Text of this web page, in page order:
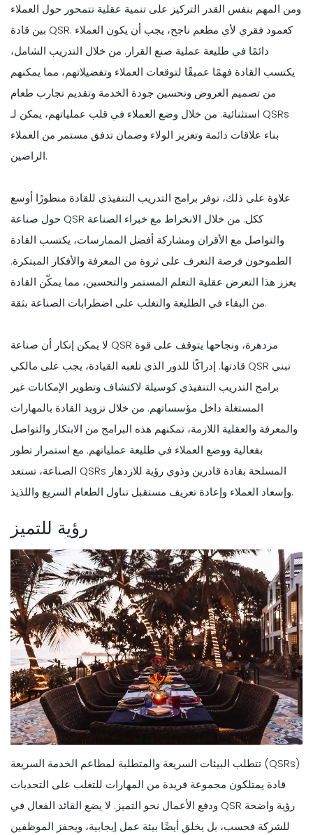
ومن المهم بنفس القدر التركيز على تنمية عقلية تتمحور حول العملاء
بين قادة QSR. كعمود فقري لأي مطعم ناجح، يجب أن يكون العملاء
دائمًا في طليعة عملية صنع القرار. من خلال التدريب الشامل،
يكتسب القادة فهمًا عميقًا لتوقعات العملاء وتفضيلاتهم، مما يمكنهم
من تصميم العروض وتحسين جودة الخدمة وتقديم تجارب طعام
استثنائية. من خلال وضع العملاء في قلب عملياتهم، يمكن لـ QSRs
بناء علاقات دائمة وتعزيز الولاء وضمان تدفق مستمر من العملاء
الراضين.
علاوة على ذلك، توفر برامج التدريب التنفيذي للقادة منظورًا أوسع
حول صناعة QSR ككل. من خلال الانخراط مع خبراء الصناعة
والتواصل مع الأقران ومشاركة أفضل الممارسات، يكتسب القادة
الطموحون فرصة التعرف على ثروة من المعرفة والأفكار المبتكرة.
يعزز هذا التعرض عقلية التعلم المستمر والتحسين، مما يمكّن القادة
من البقاء في الطليعة والتغلب على اضطرابات الصناعة بثقة.
لا يمكن إنكار أن صناعة QSR مزدهرة، ونجاحها يتوقف على قوة
قادتها. إدراكًا للدور الذي تلعبه القيادة، يجب على مالكي QSR تبني
برامج التدريب التنفيذي كوسيلة لاكتشاف وتطوير الإمكانات غير
المستغلة داخل مؤسساتهم. من خلال تزويد القادة بالمهارات
والمعرفة والعقلية اللازمة، تمكنهم هذه البرامج من الابتكار والتواصل
بفعالية ووضع العملاء في طليعة عملياتهم. مع استمرار تطور
الصناعة، تستعد QSRs المسلحة بقادة قادرين وذوي رؤية للازدهار
وإسعاد العملاء وإعادة تعريف مستقبل تناول الطعام السريع واللذيذ.
رؤية للتميز
تتطلب البيئات السريعة والمتطلبة لمطاعم الخدمة السريعة (QSRs)
قادة يمتلكون مجموعة فريدة من المهارات للتغلب على التحديات
ودفع الأعمال نحو التميز. لا يضع القائد الفعال في QSR رؤية واضحة
للشركة فحسب، بل يخلق أيضًا بيئة عمل إيجابية، ويحفز الموظفين